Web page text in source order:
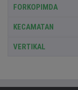
FORKOPIMDA
KECAMATAN
VERTIKAL